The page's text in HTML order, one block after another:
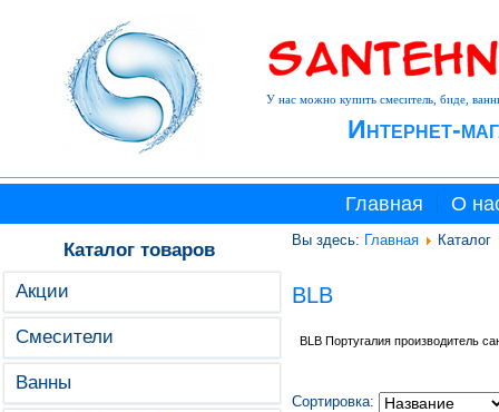
Интернет-
У нас можно купить смеситель, биде,
Главная О
Каталог товаров
Акции
Смесители
Ванны
Вы здесь: Главная Каталог
BLB
BLB Португалия производитель
Сортировка: